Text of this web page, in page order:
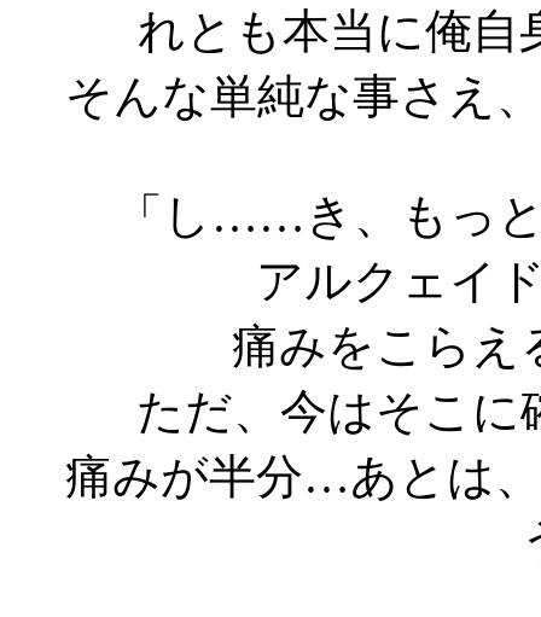
れとも本当に俺自
そんな単純な事さえ
「し……き、もっ
アルクェイ
痛みをこらえ
ただ、今はそこに
痛みが半分…あとは